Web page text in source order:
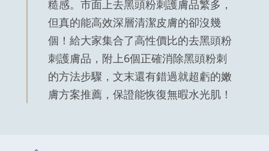
糙感。市面上去黑頭粉刺護膚品繁多，
但真的能高效深層清潔皮膚的卻沒幾
個！給大家集合了高性價比的去黑頭粉
刺護膚品，附上6個正確消除黑頭粉刺
的方法步驟，文末還有錯過就超虧的嫩
膚方案推薦，保證能恢復無暇水光肌！